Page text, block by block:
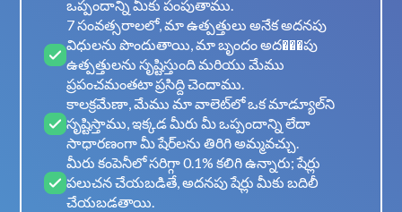
ఒప్పందాన్ని మీకు పంపుతాము.
7 సంవత్సరాలలో, మా ఉత్పత్తులు అనేక అదనపు
విధులను పొందుతాయి, మా బృందం అద���పు
ఉత్పత్తులను సృష్టిస్తుంది మరియు మేము
ప్రపంచమంతటా ప్రసిద్ది చెందాము.
కాలక్రమేణా, మేము మా వాలెట్‌లో ఒక మాడ్యూల్‌ని
సృష్టిస్తాము, ఇక్కడ మీరు మీ ఒప్పందాన్ని లేదా
సాధారణంగా మీ షేర్‌లను తిరిగి అమ్మవచ్చు.
మీరు కంపెనీలో సరిగ్గా 0.1% కలిగి ఉన్నారు; షేర్లు
పలుచన చేయబడితే, అదనపు షేర్లు మీకు బదిలీ
చేయబడతాయి.